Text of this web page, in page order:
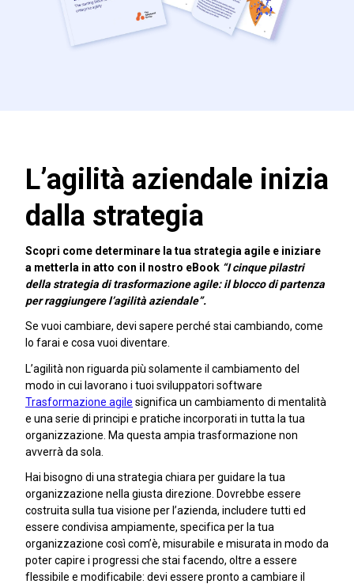
L’agilità aziendale inizia
dalla strategia
Scopri come determinare la tua strategia agile e iniziare
a metterla in atto con il nostro eBook “I cinque pilastri
della strategia di trasformazione agile: il blocco di partenza
per raggiungere l’agilità aziendale”.
Se vuoi cambiare, devi sapere perché stai cambiando, come
lo farai e cosa vuoi diventare.
L’agilità non riguarda più solamente il cambiamento del
modo in cui lavorano i tuoi sviluppatori software
Trasformazione agile significa un cambiamento di mentalità
e una serie di principi e pratiche incorporati in tutta la tua
organizzazione. Ma questa ampia trasformazione non
avverrà da sola.
Hai bisogno di una strategia chiara per guidare la tua
organizzazione nella giusta direzione. Dovrebbe essere
costruita sulla tua visione per l’azienda, includere tutti ed
essere condivisa ampiamente, specifica per la tua
organizzazione così com’è, misurabile e misurata in modo da
poter capire i progressi che stai facendo, oltre a essere
flessibile e modificabile: devi essere pronto a cambiare il